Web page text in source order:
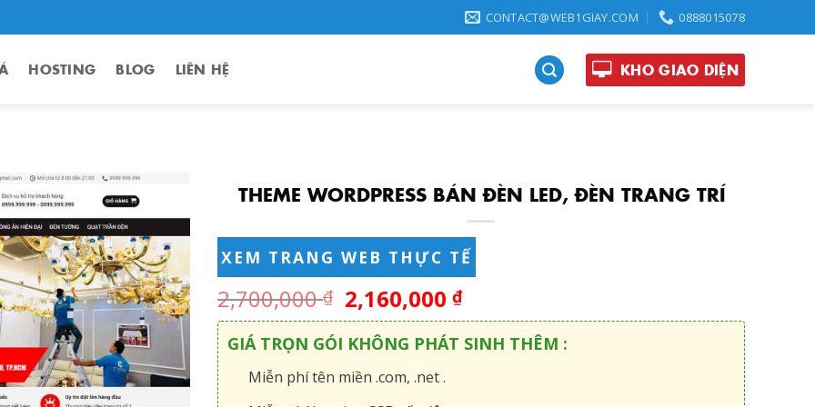
CONTACT@WEB1GIAY.COM 0888015078
HOSTING BLOG LIÊN HỆ KHO GIAO DIỆN
THEME WORDPRESS BÁN ĐÈN LED, ĐÈN TRANG TRÍ
XEM TRANG WEB THỰC TẾ
2,700,000₫ 2,160,000₫
GIÁ TRỌN GÓI KHÔNG PHÁT SINH THÊM :
Miễn phí tên miền .com, .net .